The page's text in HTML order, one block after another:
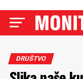
DRUŠTVO